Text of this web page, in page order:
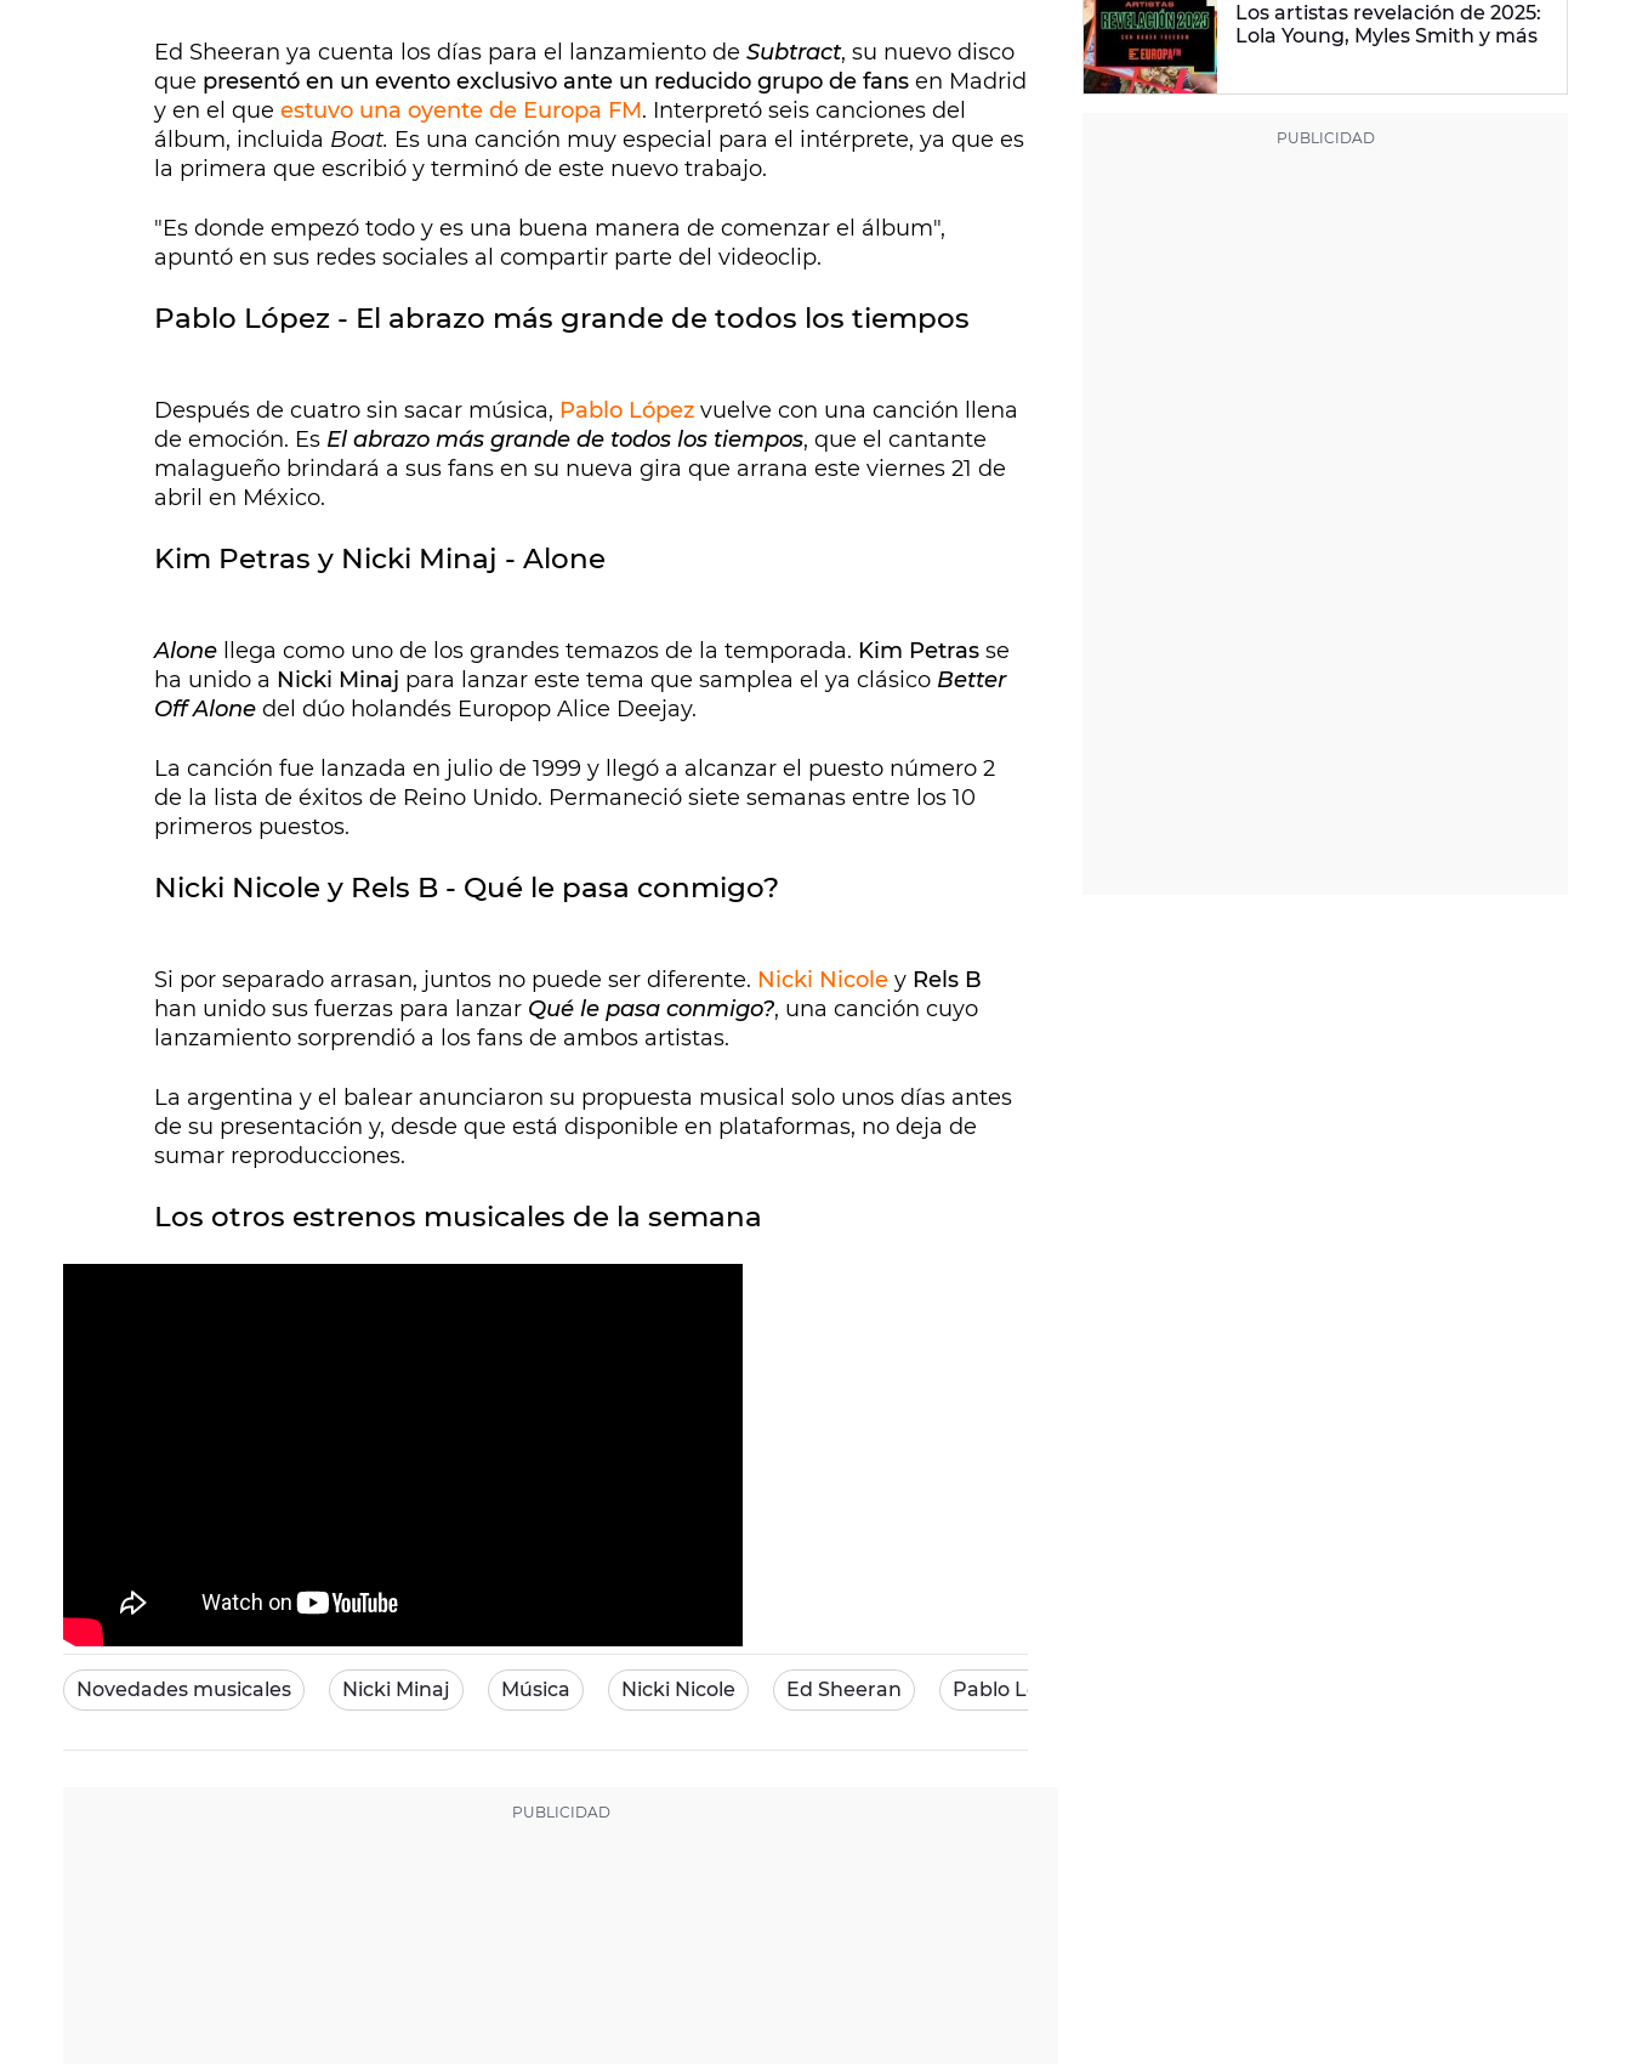
Ed Sheeran ya cuenta los días para el lanzamiento de Subtract, su nuevo disco
que presentó en un evento exclusivo ante un reducido grupo de fans en Madrid
y en el que estuvo una oyente de Europa FM. Interpretó seis canciones del
álbum, incluida Boat. Es una canción muy especial para el intérprete, ya que es
la primera que escribió y terminó de este nuevo trabajo.
"Es donde empezó todo y es una buena manera de comenzar el álbum",
apuntó en sus redes sociales al compartir parte del videoclip.
Pablo López - El abrazo más grande de todos los tiempos
Después de cuatro sin sacar música, Pablo López vuelve con una canción llena
de emoción. Es El abrazo más grande de todos los tiempos, que el cantante
malagueño brindará a sus fans en su nueva gira que arrana este viernes 21 de
abril en México.
Kim Petras y Nicki Minaj - Alone
Alone llega como uno de los grandes temazos de la temporada. Kim Petras se
ha unido a Nicki Minaj para lanzar este tema que samplea el ya clásico Better
Off Alone del dúo holandés Europop Alice Deejay.
La canción fue lanzada en julio de 1999 y llegó a alcanzar el puesto número 2
de la lista de éxitos de Reino Unido. Permaneció siete semanas entre los 10
primeros puestos.
Nicki Nicole y Rels B - Qué le pasa conmigo?
Si por separado arrasan, juntos no puede ser diferente. Nicki Nicole y Rels B
han unido sus fuerzas para lanzar Qué le pasa conmigo?, una canción cuyo
lanzamiento sorprendió a los fans de ambos artistas.
La argentina y el balear anunciaron su propuesta musical solo unos días antes
de su presentación y, desde que está disponible en plataformas, no deja de
sumar reproducciones.
Los otros estrenos musicales de la semana
Novedades musicales Nicki Minaj Música Nicki Nicole Ed Sheeran Pablo López
Los artistas revelación de 2025:
Lola Young, Myles Smith y más